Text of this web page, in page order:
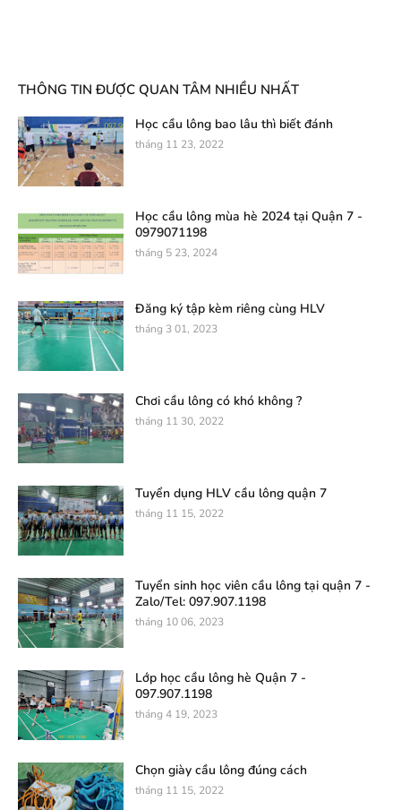
THÔNG TIN ĐƯỢC QUAN TÂM NHIỀU NHẤT
Học cầu lông bao lâu thì biết đánh
tháng 11 23, 2022
Học cầu lông mùa hè 2024 tại Quận 7 -
0979071198
tháng 5 23, 2024
Đăng ký tập kèm riêng cùng HLV
tháng 3 01, 2023
Chơi cầu lông có khó không ?
tháng 11 30, 2022
Tuyển dụng HLV cầu lông quận 7
tháng 11 15, 2022
Tuyển sinh học viên cầu lông tại quận 7 -
Zalo/Tel: 097.907.1198
tháng 10 06, 2023
Lớp học cầu lông hè Quận 7 -
097.907.1198
tháng 4 19, 2023
Chọn giày cầu lông đúng cách
tháng 11 15, 2022